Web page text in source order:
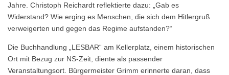
Jahre. Christoph Reichardt reflektierte dazu: „Gab es
Widerstand? Wie erging es Menschen, die sich dem Hitlergruß
verweigerten und gegen das Regime aufstanden?“
Die Buchhandlung „LESBAR“ am Kellerplatz, einem historischen
Ort mit Bezug zur NS-Zeit, diente als passender
Veranstaltungsort. Bürgermeister Grimm erinnerte daran, dass